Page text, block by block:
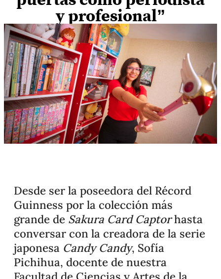
y profesional”
Desde ser la poseedora del Récord
Guinness por la colección más
grande de Sakura Card Captorhasta
conversar con la creadora de la serie
japonesa Candy Candy, Sofía
Pichihua, docente de nuestra